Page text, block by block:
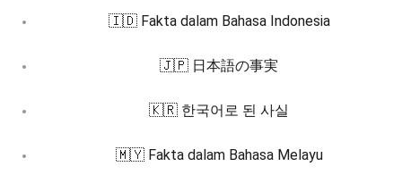
🇮🇩 Fakta dalam Bahasa Indonesia
🇯🇵 日本語の事実
🇰🇷 한국어로 된 사실
🇲🇾 Fakta dalam Bahasa Melayu